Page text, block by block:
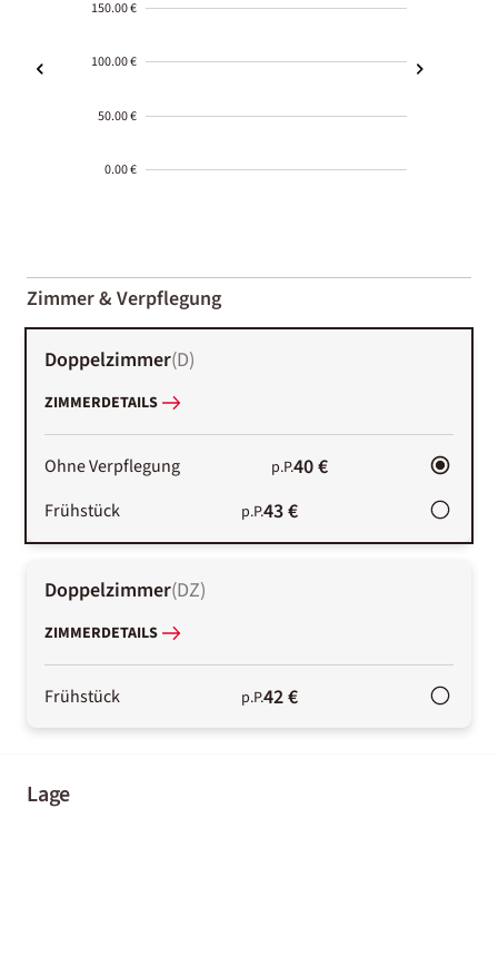
150.00 €
100.00 €
50.00 €
0.00 €
01-02
Zimmer & Verpflegung
Doppelzimmer(D)
ZIMMERDETAILS
Ohne Verpflegung p.P.40 €
Frühstück p.P.43 €
Doppelzimmer(DZ)
ZIMMERDETAILS
Frühstück p.P.42 €
Lage